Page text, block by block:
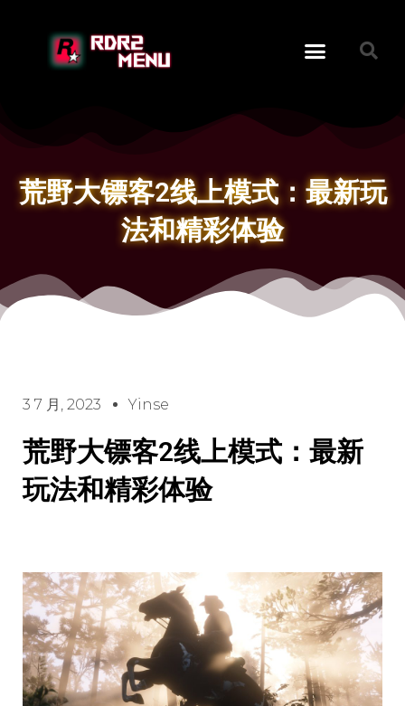
荒野大镖客2线上模式：最新玩
法和精彩体验
3 7 月, 2023 Yinse
荒野大镖客2线上模式：最新
玩法和精彩体验